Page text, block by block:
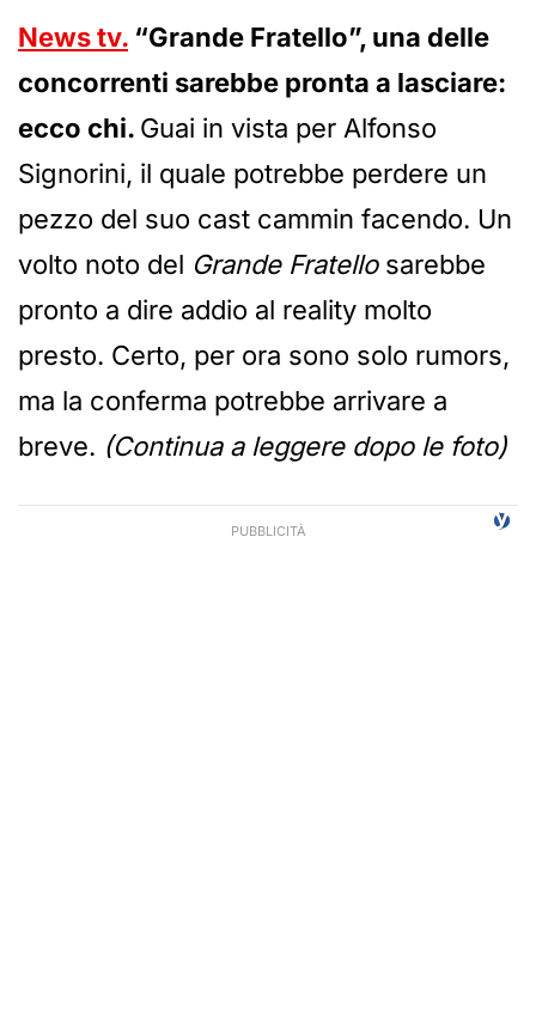
News tv. “Grande Fratello”, una delle
concorrenti sarebbe pronta a lasciare:
ecco chi. Guai in vista per Alfonso
Signorini, il quale potrebbe perdere un
pezzo del suo cast cammin facendo. Un
volto noto del Grande Fratellosarebbe
pronto a dire addio al reality molto
presto. Certo, per ora sono solo rumors,
ma la conferma potrebbe arrivare a
breve. (Continua a leggere dopo le foto)